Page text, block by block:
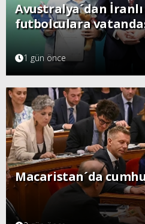
Avustralya´dan İranlı
futbolculara
1 gün önce
Macaristan´da